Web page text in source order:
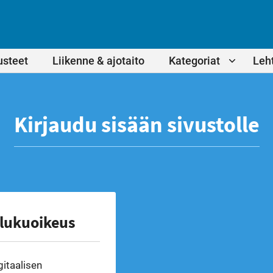
Liikenne & ajotaito Kategoriat
Kirjaudu sisään sivustolle